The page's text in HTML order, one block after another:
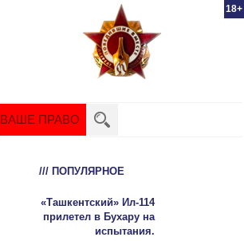
18+
ВАШЕ ПРАВО
/// ПОПУЛЯРНОЕ
«Ташкентский» Ил-114
прилетел в Бухару на
испытания.